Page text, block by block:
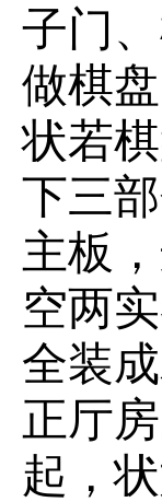
子门
做棋
状若
下三
主板
空两
全装
正厅
起，